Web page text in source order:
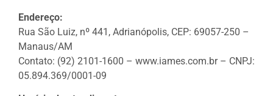
Endereço:
Rua São Luiz, nº 441, Adrianópolis, CEP: 69057-250 –
Manaus/AM
Contato: (92) 2101-1600 – www.iames.com.br – CNPJ:
05.894.369/0001-09